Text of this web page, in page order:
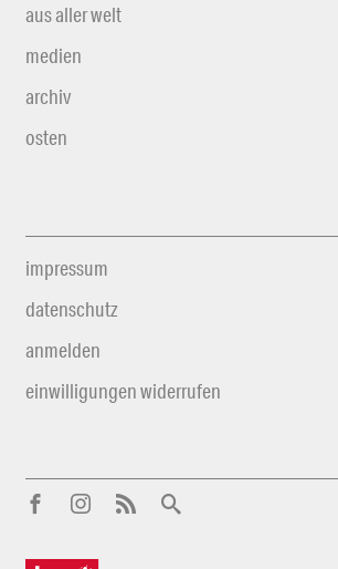
aus aller welt
medien
archiv
osten
impressum
datenschutz
anmelden
einwilligungen widerrufen